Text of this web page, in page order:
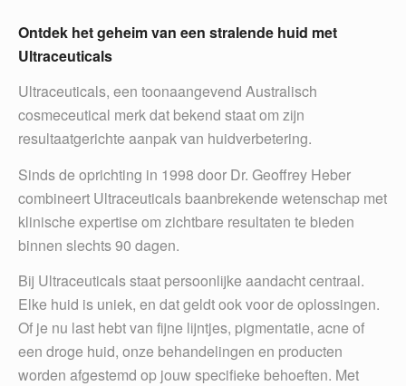
Ontdek het geheim van een stralende huid met
Ultraceuticals
Ultraceuticals, een toonaangevend Australisch
cosmeceutical merk dat bekend staat om zijn
resultaatgerichte aanpak van huidverbetering.
Sinds de oprichting in 1998 door Dr. Geoffrey Heber
combineert Ultraceuticals baanbrekende wetenschap met
klinische expertise om zichtbare resultaten te bieden
binnen slechts 90 dagen.
Bij Ultraceuticals staat persoonlijke aandacht centraal.
Elke huid is uniek, en dat geldt ook voor de oplossingen.
Of je nu last hebt van fijne lijntjes, pigmentatie, acne of
een droge huid, onze behandelingen en producten
worden afgestemd op jouw specifieke behoeften. Met